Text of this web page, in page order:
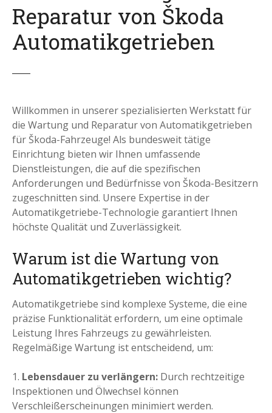
Reparatur von Škoda
Automatikgetrieben
Willkommen in unserer spezialisierten Werkstatt für
die Wartung und Reparatur von Automatikgetrieben
für Škoda-Fahrzeuge! Als bundesweit tätige
Einrichtung bieten wir Ihnen umfassende
Dienstleistungen, die auf die spezifischen
Anforderungen und Bedürfnisse von Škoda-Besitzern
zugeschnitten sind. Unsere Expertise in der
Automatikgetriebe-Technologie garantiert Ihnen
höchste Qualität und Zuverlässigkeit.
Warum ist die Wartung von
Automatikgetrieben wichtig?
Automatikgetriebe sind komplexe Systeme, die eine
präzise Funktionalität erfordern, um eine optimale
Leistung Ihres Fahrzeugs zu gewährleisten.
Regelmäßige Wartung ist entscheidend, um:
Lebensdauer zu verlängern: Durch rechtzeitige
Inspektionen und Ölwechsel können
Verschleißerscheinungen minimiert werden.